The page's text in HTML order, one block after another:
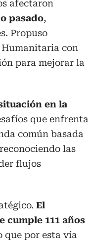
afectaron
pasado,
Propuso
con
para mejorar la
en la
que enfrenta
común basada
las
flujos
El
cumple 111 años
que por esta vía